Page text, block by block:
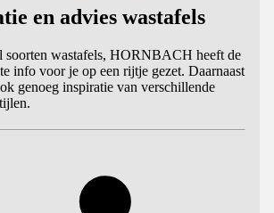
en advies wastafels
soorten wastafels, HORNBACH heeft de
info voor je op een rijtje gezet. Daarnaast
genoeg inspiratie van verschillende